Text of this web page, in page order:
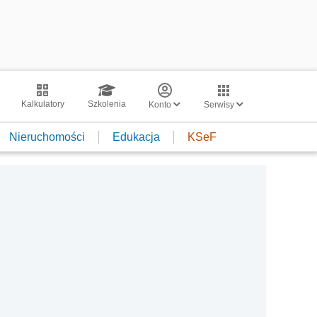
Kalkulatory Szkolenia Konto Serwisy
Nieruchomości Edukacja KSeF